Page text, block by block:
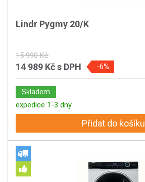
Lindr Pygmy 20/K
15 990 Kč
14 989 Kčs DPH -6%
Skladem
expedice 1-3 dny
Přidat do košíku